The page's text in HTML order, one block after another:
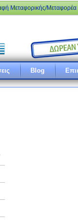
Μεταφορικής/Μεταφορέα
Blog